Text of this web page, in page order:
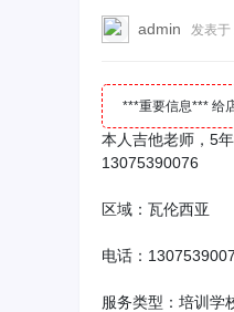
admin 发表
***重要信息*** 给
本人吉他老师，5
13075390076
区域：瓦伦西亚
电话：
服务类型：培训学